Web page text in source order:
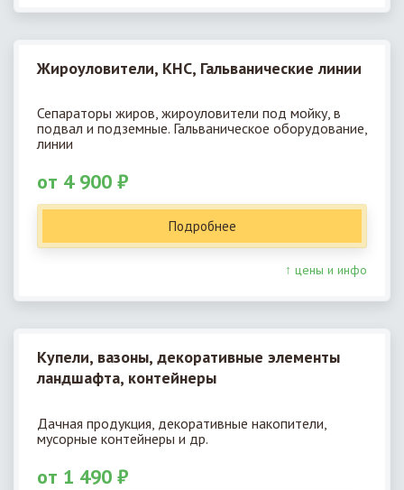
Жироуловители, КНС, Гальванические линии
Сепараторы жиров, жироуловители под мойку, в
подвал и подземные. Гальваническое оборудование,
линии
от 4 900 ₽
Подробнее
↑ цены и инфо
Купели, вазоны, декоративные элементы
ландшафта, контейнеры
Дачная продукция, декоративные накопители,
мусорные контейнеры и др.
от 1 490 ₽